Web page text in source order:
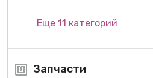
Еще 11 категорий
Запчасти